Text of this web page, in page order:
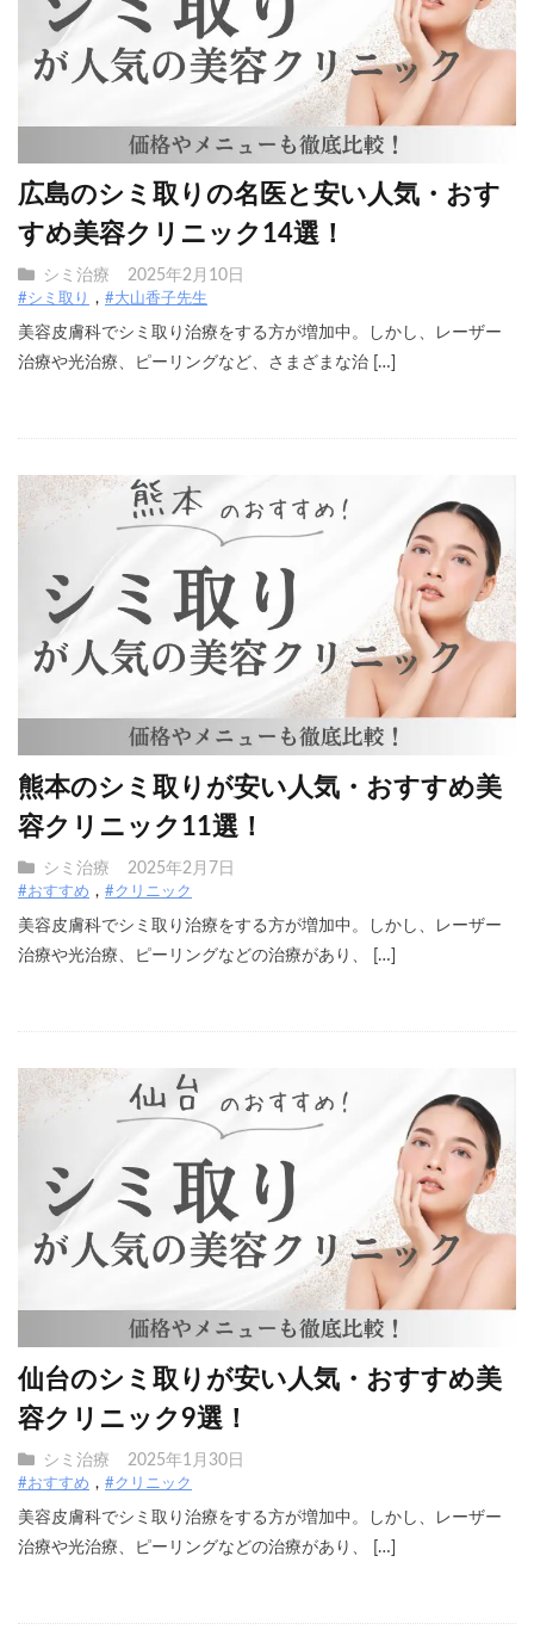
広島のシミ取りの名医と安い人気・おす
すめ美容クリニック14選！
シミ治療 2025年2月10日
#シミ取り #大山香子先生
美容皮膚科でシミ取り治療をする方が増加中。しかし、レーザー
治療や光治療、ピーリングなど、さまざまな治 […]
熊本のシミ取りが安い人気・おすすめ美
容クリニック11選！
シミ治療 2025年2月7日
#おすすめ #クリニック
美容皮膚科でシミ取り治療をする方が増加中。しかし、レーザー
治療や光治療、ピーリングなどの治療があり、 […]
仙台のシミ取りが安い人気・おすすめ美
容クリニック9選！
シミ治療 2025年1月30日
#おすすめ #クリニック
美容皮膚科でシミ取り治療をする方が増加中。しかし、レーザー
治療や光治療、ピーリングなどの治療があり、 […]